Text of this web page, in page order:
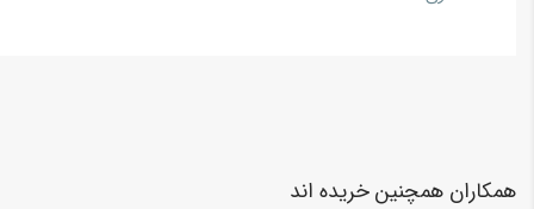
همکاران همچنین خریده اند